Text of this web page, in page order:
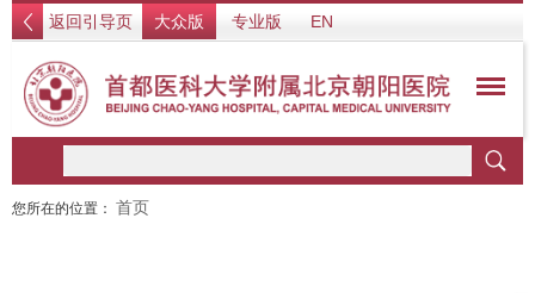
返回引导页 大众版 专业版 EN
您所在的位置： 首页